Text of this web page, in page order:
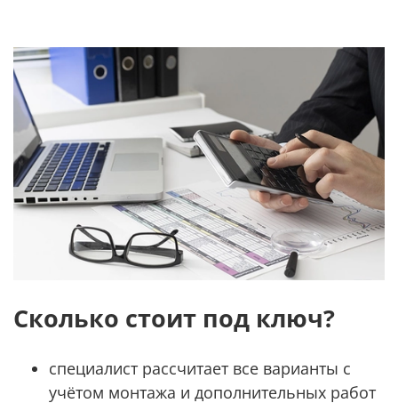
Сколько стоит под ключ?
специалист рассчитает все варианты с
учётом монтажа и дополнительных работ